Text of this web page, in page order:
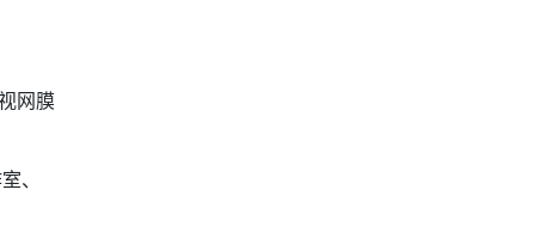
网膜
、